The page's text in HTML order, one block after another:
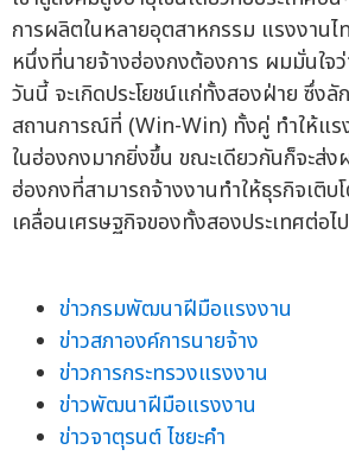
การผลิตในหลายอุตสาหกรรม แรงงานไ
หนึ่งที่นายจ้างฮ่องกงต้องการ ผมมั่นใจว่
วันนี้ จะเกิดประโยชน์แก่ทั้งสองฝ่าย ซึ่ง
สถานการณ์ที่ (Win-Win) ทั้งคู่ ทำให้แร
ในฮ่องกงมากยิ่งขึ้น ขณะเดียวกันก็จะส่
ฮ่องกงที่สามารถจ้างงานทำให้ธุรกิจเติ
เคลื่อนเศรษฐกิจของทั้งสองประเทศต่อไป
ข่าวกรมพัฒนาฝีมือแรงงาน
ข่าวสภาองค์การนายจ้าง
ข่าวการกระทรวงแรงงาน
ข่าวพัฒนาฝีมือแรงงาน
ข่าวจาตุรนต์ ไชยะคำ